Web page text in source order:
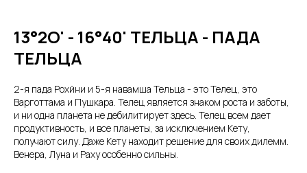
13°2О' - 16°40' ТЕЛЬЦА - ПАДА
ТЕЛЬЦА
2-я пада Рохйни и 5-я навамша Тельца - это Телец, это
Варготтама и Пушкара. Телец является знаком роста и заботы,
и ни одна планета не дебилитирует здесь. Телец всем дает
продуктивность, и все планеты, за исключением Кету,
получают силу. Даже Кету находит решение для своих дилемм.
Венера, Луна и Раху особенно сильны.